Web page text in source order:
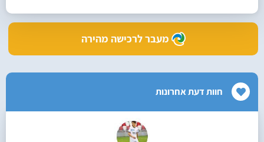
מעבר לרכישה מהירה
חוות דעת אחרונות